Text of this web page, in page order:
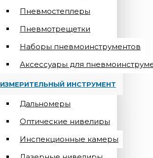
Пневмостеплеры
Пневмотрещетки
Наборы пневмоинструментов
Аксессуары для
ИЗМЕРИТЕЛЬНЫЙ ИНСТРУМЕНТ
Дальномеры
Оптические нивелиры
Инспекционные камеры